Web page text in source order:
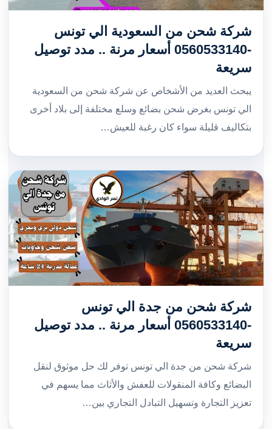
شركة شحن من السعودية الي تونس
-0560533140 أسعار مرنة .. مدد توصيل
سريعة
يبحث العديد من الأشخاص عن شركة شحن من السعودية
الي تونس بغرض شحن بضائع وسلع مختلفة إلى بلاد أخرى
بتكاليف قليلة سواء كان رغبة للعيش…
شركة شحن من جدة الي تونس
-0560533140 أسعار مرنة .. مدد توصيل
سريعة
شركة شحن من جدة الي تونس توفر لك حل موثوق لنقل
البضائع وكافة المنقولات للعفش والأثاث مما يسهم في
تعزيز التجارة وتسهيل التبادل التجاري بين…